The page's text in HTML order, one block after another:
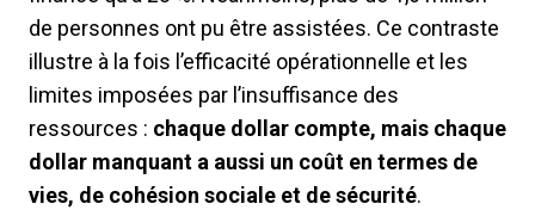
de personnes ont pu être assistées. Ce contraste
illustre à la fois l’efficacité opérationnelle et les
limites imposées par l’insuffisance des
ressources : chaque dollar compte, mais chaque
dollar manquant a aussi un coût en termes de
vies, de cohésion sociale et de sécurité.